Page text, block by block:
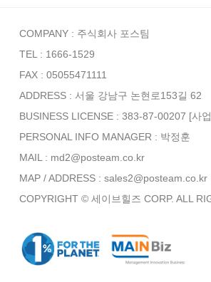
COMPANY : 주식회사 포스팀
TEL : 1666-1529
FAX : 05055471111
ADDRESS : 서울 강남구 논현로153길 62
BUSINESS LICENSE : 383-87-00207 [사
PERSONAL INFO MANAGER : 박정훈
MAIL : md2@posteam.co.kr
MAP / ADDRESS : sales2@posteam.co.kr
COPYRIGHT © 세이브힐즈 CORP. ALL